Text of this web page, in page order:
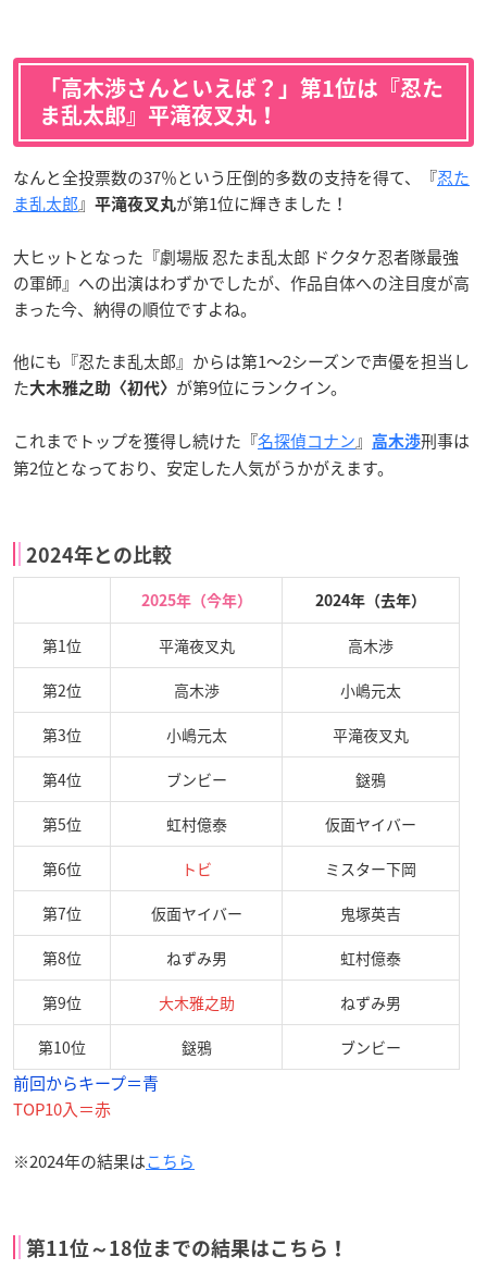
「高木渉さんといえば？」第1位は『忍た
ま乱太郎』平滝夜叉丸！
なんと全投票数の37％という圧倒的多数の支持を得て、『忍た
ま乱太郎』 平滝夜叉丸が第1位に輝きました！
大ヒットとなった『劇場版 忍たま乱太郎 ドクタケ忍者隊最強
の軍師』への出演はわずかでしたが、作品自体への注目度が高
まった今、納得の順位ですよね。
他にも『忍たま乱太郎』からは第1～2シーズンで声優を担当し
た大木雅之助〈初代〉 が第9位にランクイン。
これまでトップを獲得し続けた『名探偵コナン』 高木渉刑事は
第2位となっており、安定した人気がうかがえます。
2024年との比較
2025年（今年） 2024年（去年）
第1位 平滝夜叉丸 高木渉
第2位 高木渉 小嶋元太
第3位 小嶋元太 平滝夜叉丸
第4位 ブンビー 鎹鴉
第5位 虹村億泰 仮面ヤイバー
第6位 トビ ミスター下岡
第7位 仮面ヤイバー 鬼塚英吉
第8位 ねずみ男 虹村億泰
第9位 大木雅之助 ねずみ男
第10位 鎹鴉 ブンビー
前回からキープ＝青
TOP10入＝赤
※2024年の結果はこちら
第11位～18位までの結果はこちら！